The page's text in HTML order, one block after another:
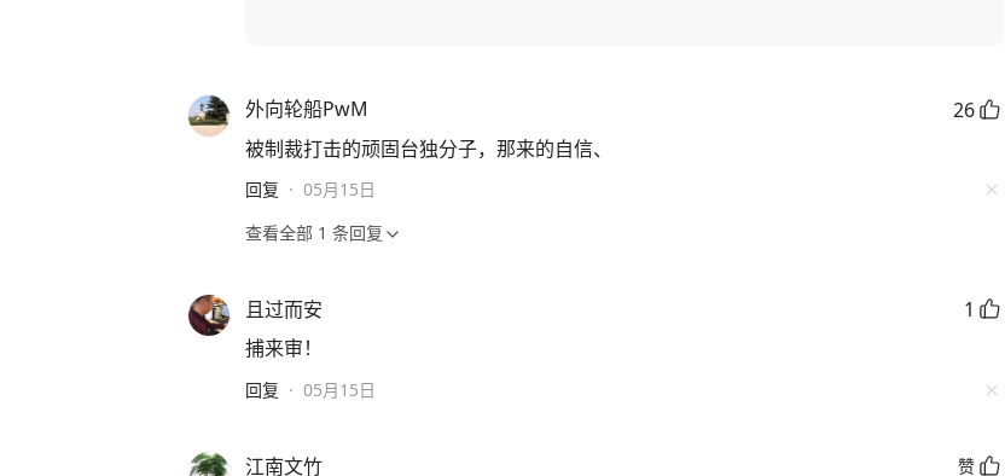
外向轮船PwM
26
被制裁打击的顽固台独分子，那来的自信、
回复 · 05月15日
查看全部 1 条回复
且过而安
1
捕来审！
回复 · 05月15日
江南文竹 赞